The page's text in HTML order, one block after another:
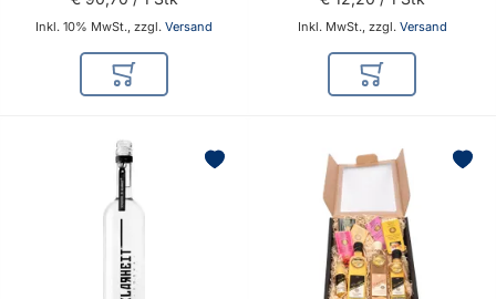
Inkl. 10% MwSt., zzgl. Versand
In den Warenkorb
Inkl. MwSt., zzgl. Versand
In den